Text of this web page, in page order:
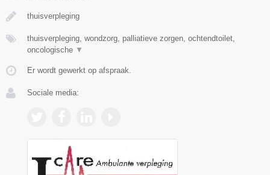
thuisverpleging
thuisverpleging, wondzorg, palliatieve zorgen, ochtendtoilet,
oncologische ▼
Er wordt gewerkt op afspraak.
Sociale media: